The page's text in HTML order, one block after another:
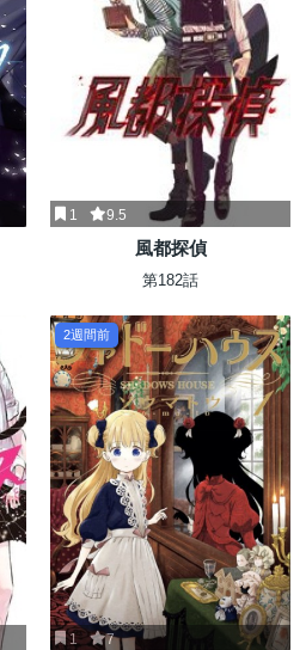
1 9.5
風都探偵
第182話
2週間前
1 7